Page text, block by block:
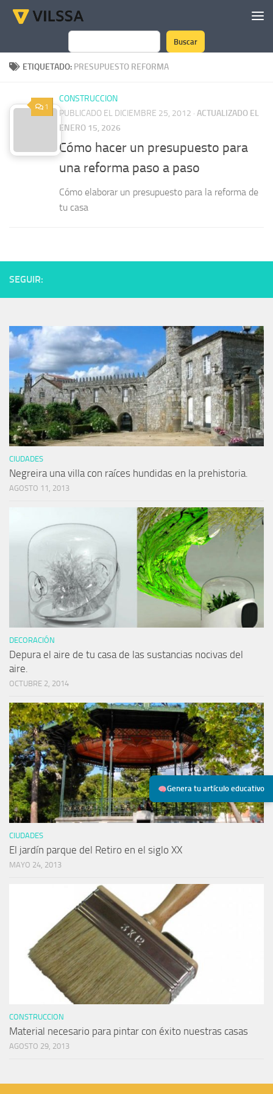
Genera tu artículo educativo
Saltar al contenido
Buscar
Buscar
ETIQUETADO: PRESUPUESTO REFORMA
1
CONSTRUCCION
PUBLICADO EL DICIEMBRE 25, 2012 · ACTUALIZADO EL
ENERO 15, 2026
Cómo hacer un presupuesto para
una reforma paso a paso
Cómo elaborar un presupuesto para la reforma de
tu casa
SEGUIR:
CIUDADES
Negreira una villa con raíces hundidas en la prehistoria.
AGOSTO 11, 2013
DECORACIÓN
Depura el aire de tu casa de las sustancias nocivas del
aire.
OCTUBRE 2, 2014
CIUDADES
El jardín parque del Retiro en el siglo XX
MAYO 24, 2013
CONSTRUCCION
Material necesario para pintar con éxito nuestras casas
AGOSTO 29, 2013